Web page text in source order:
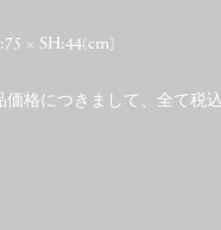
× SH:44(cm)
価格につきまして、全て税